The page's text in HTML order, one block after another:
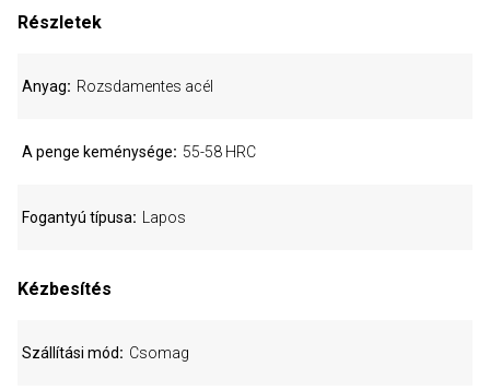
Részletek
Anyag Rozsdamentes acél
A penge keménysége 55-58 HRC
Fogantyú típusa Lapos
Kézbesítés
Szállítási mód Csomag